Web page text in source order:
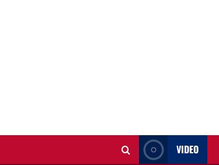
VIDEO